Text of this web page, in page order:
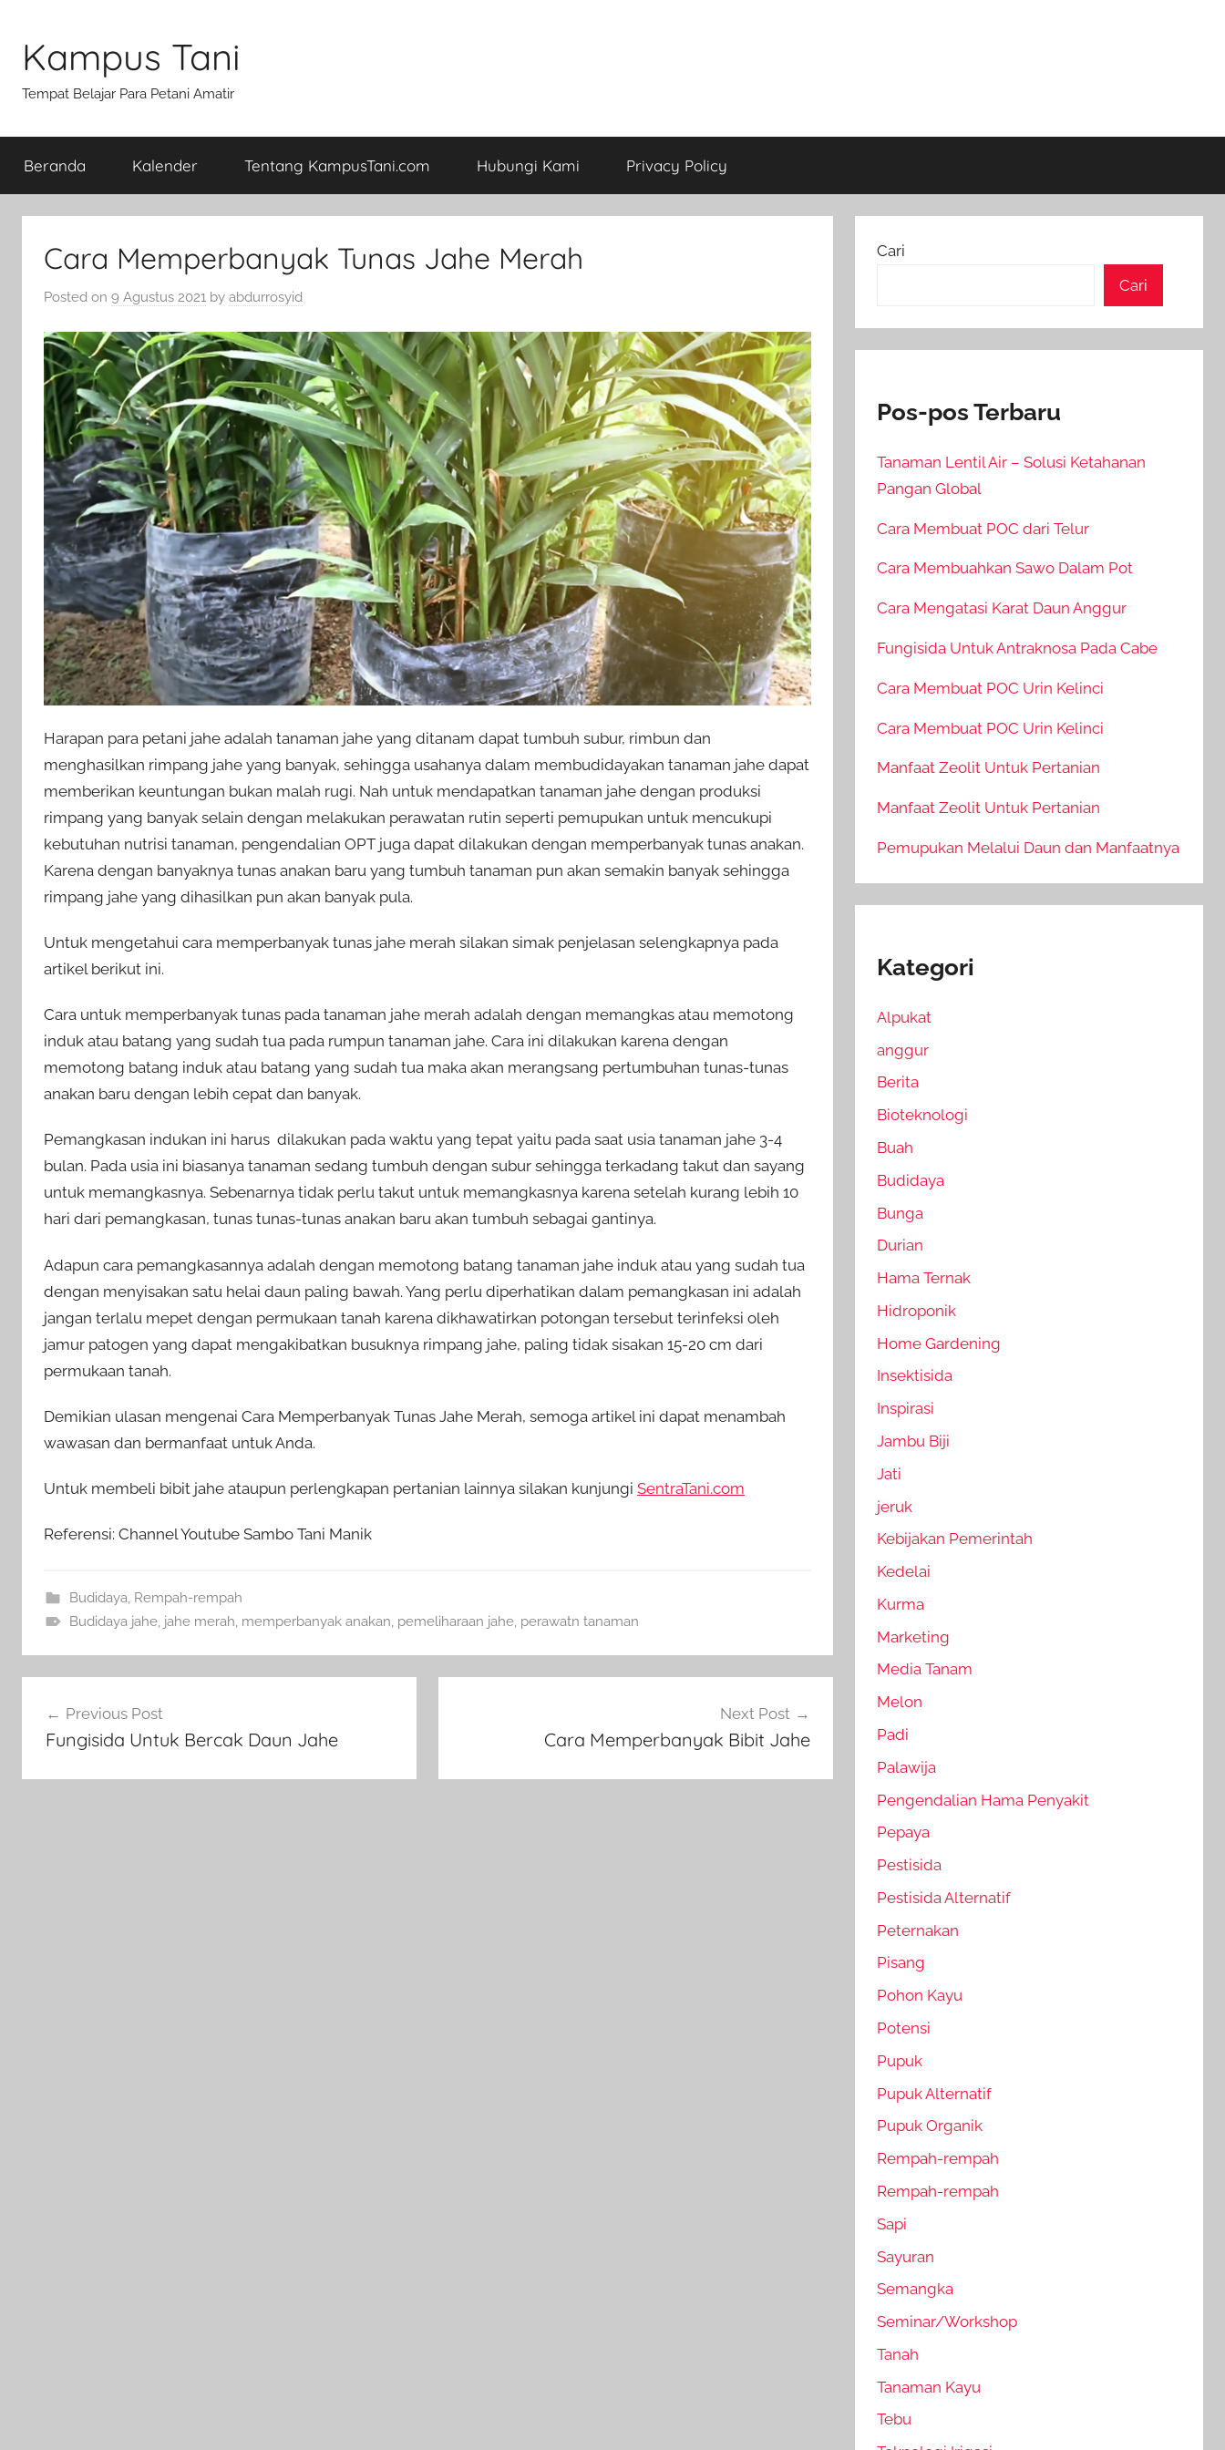
content
Kampus Tani
Tempat Belajar Para Petani Amatir
Beranda Kalender Tentang KampusTani.com Hubungi Kami Privacy Policy
Cara Memperbanyak Tunas Jahe Merah
Posted on 9 Agustus 2021 by abdurrosyid
Harapan para petani jahe adalah tanaman jahe yang ditanam dapat tumbuh subur, rimbun dan
menghasilkan rimpang jahe yang banyak, sehingga usahanya dalam membudidayakan tanaman jahe dapat
memberikan keuntungan bukan malah rugi. Nah untuk mendapatkan tanaman jahe dengan produksi
rimpang yang banyak selain dengan melakukan perawatan rutin seperti pemupukan untuk mencukupi
kebutuhan nutrisi tanaman, pengendalian OPT juga dapat dilakukan dengan memperbanyak tunas anakan.
Karena dengan banyaknya tunas anakan baru yang tumbuh tanaman pun akan semakin banyak sehingga
rimpang jahe yang dihasilkan pun akan banyak pula.
Untuk mengetahui cara memperbanyak tunas jahe merah silakan simak penjelasan selengkapnya pada
artikel berikut ini.
Cara untuk memperbanyak tunas pada tanaman jahe merah adalah dengan memangkas atau memotong
induk atau batang yang sudah tua pada rumpun tanaman jahe. Cara ini dilakukan karena dengan
memotong batang induk atau batang yang sudah tua maka akan merangsang pertumbuhan tunas-tunas
anakan baru dengan lebih cepat dan banyak.
Pemangkasan indukan ini harus dilakukan pada waktu yang tepat yaitu pada saat usia tanaman jahe 3-4
bulan. Pada usia ini biasanya tanaman sedang tumbuh dengan subur sehingga terkadang takut dan sayang
untuk memangkasnya. Sebenarnya tidak perlu takut untuk memangkasnya karena setelah kurang lebih 10
hari dari pemangkasan, tunas tunas-tunas anakan baru akan tumbuh sebagai gantinya.
Adapun cara pemangkasannya adalah dengan memotong batang tanaman jahe induk atau yang sudah tua
dengan menyisakan satu helai daun paling bawah. Yang perlu diperhatikan dalam pemangkasan ini adalah
jangan terlalu mepet dengan permukaan tanah karena dikhawatirkan potongan tersebut terinfeksi oleh
jamur patogen yang dapat mengakibatkan busuknya rimpang jahe, paling tidak sisakan 15-20 cm dari
permukaan tanah.
Demikian ulasan mengenai Cara Memperbanyak Tunas Jahe Merah, semoga artikel ini dapat menambah
wawasan dan bermanfaat untuk Anda.
Untuk membeli bibit jahe ataupun perlengkapan pertanian lainnya silakan kunjungi SentraTani.com
Referensi: Channel Youtube Sambo Tani Manik
Budidaya, Rempah-rempah
Budidaya jahe, jahe merah, memperbanyak anakan, pemeliharaan jahe, perawatn tanaman
pos Previous Post
Fungisida Untuk Bercak Daun Jahe
Next Post
Cara Memperbanyak Bibit Jahe
Cari
Cari
Pos-pos Terbaru
Tanaman Lentil Air – Solusi Ketahanan
Pangan Global
Cara Membuat POC dari Telur
Cara Membuahkan Sawo Dalam Pot
Cara Mengatasi Karat Daun Anggur
Fungisida Untuk Antraknosa Pada Cabe
Cara Membuat POC Urin Kelinci
Cara Membuat POC Urin Kelinci
Manfaat Zeolit Untuk Pertanian
Manfaat Zeolit Untuk Pertanian
Pemupukan Melalui Daun dan Manfaatnya
Kategori
Alpukat
anggur
Berita
Bioteknologi
Buah
Budidaya
Bunga
Durian
Hama Ternak
Hidroponik
Home Gardening
Insektisida
Inspirasi
Jambu Biji
Jati
jeruk
Kebijakan Pemerintah
Kedelai
Kurma
Marketing
Media Tanam
Melon
Padi
Palawija
Pengendalian Hama Penyakit
Pepaya
Pestisida
Pestisida Alternatif
Peternakan
Pisang
Pohon Kayu
Potensi
Pupuk
Pupuk Alternatif
Pupuk Organik
Rempah-rempah
Rempah-rempah
Sapi
Sayuran
Semangka
Seminar/Workshop
Tanah
Tanaman Kayu
Tebu